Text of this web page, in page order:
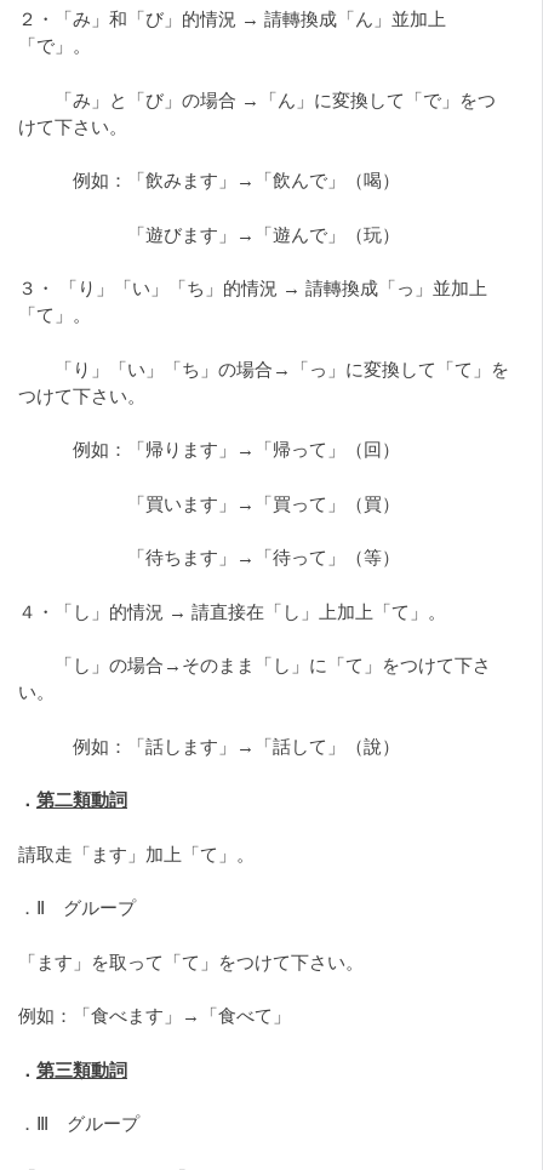
２・「み」和「び」的情況 → 請轉換成「ん」並加上
「で」。
「み」と「び」の場合 →「ん」に変換して「で」をつ
けて下さい。
例如：「飲みます」→「飲んで」（喝）
「遊びます」→「遊んで」（玩）
３・ 「り」「い」「ち」的情況 → 請轉換成「っ」並加上
「て」。
「り」「い」「ち」の場合→「っ」に変換して「て」を
つけて下さい。
例如：「帰ります」→「帰って」（回）
「買います」→「買って」（買）
「待ちます」→「待って」（等）
４・「し」的情況 → 請直接在「し」上加上「て」。
「し」の場合→そのまま「し」に「て」をつけて下さ
い。
例如：「話します」→「話して」（說）
． 第二類動詞
請取走「ます」加上「て」。
．Ⅱ グループ
「ます」を取って「て」をつけて下さい。
例如：「食べます」→「食べて」
． 第三類動詞
．Ⅲ グループ